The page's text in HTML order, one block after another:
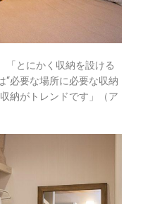
「とにかく収納を設ける
“必要な場所に必要な収納
納がトレンドです」（ア